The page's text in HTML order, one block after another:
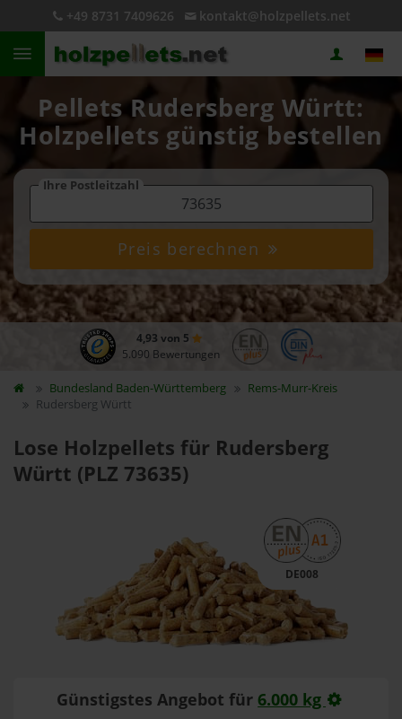
+49 8731 7409626 kontakt@holzpellets.net
Pellets Rudersberg Württ:
Holzpellets günstig bestellen
Ihre Postleitzahl
Preis berechnen
4,93 von 5
5.090 Bewertungen
Bundesland Baden-Württemberg
Rems-Murr-Kreis
Rudersberg Württ
Lose Holzpellets für Rudersberg
Württ (PLZ 73635)
DE008
Günstigstes Angebot für 6.000 kg